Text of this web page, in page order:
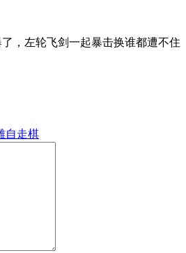
，左轮飞剑一起暴击换谁都遭不住
自走棋